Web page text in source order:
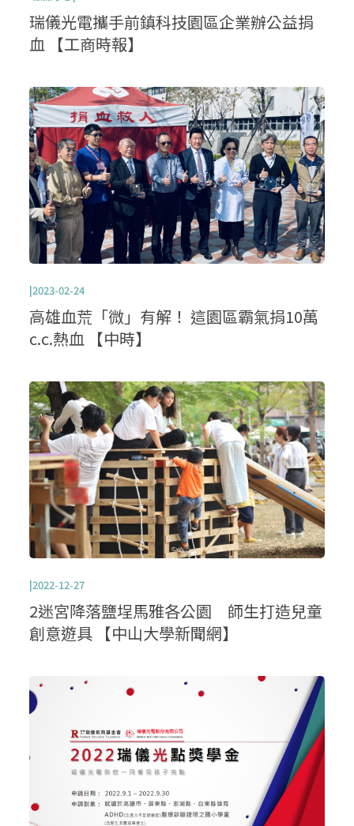
瑞儀光電攜手前鎮科技園區企業辦公益捐
血 【工商時報】
|2023-02-24
高雄血荒「微」有解！ 這園區霸氣捐10萬
c.c.熱血 【中時】
|2022-12-27
2迷宮降落鹽埕馬雅各公園 師生打造兒童
創意遊具 【中山大學新聞網】